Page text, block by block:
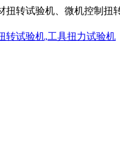
转试验机、微机控制扭
转试验机,工具扭力试验机